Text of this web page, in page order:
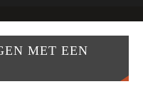
MET EEN